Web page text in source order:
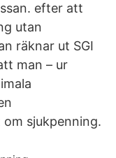
efter att
utan
räknar ut SGI
man – ur
sjukpenning.